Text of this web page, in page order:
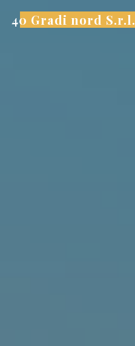
contenido
40 Gradi nord S.r.l.